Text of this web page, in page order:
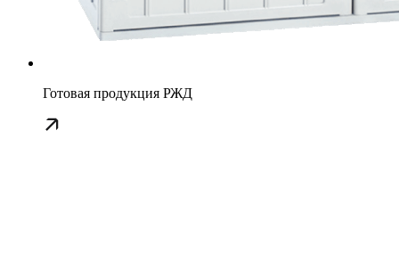
Готовая продукция РЖД